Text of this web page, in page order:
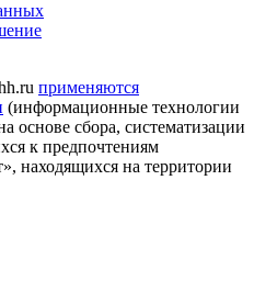
применяются
(информационные технологии
основе сбора, систематизации
к предпочтениям
находящихся на территории